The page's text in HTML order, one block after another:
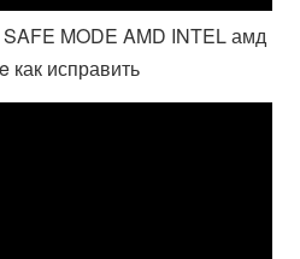
MODE AMD INTEL амд
как исправить